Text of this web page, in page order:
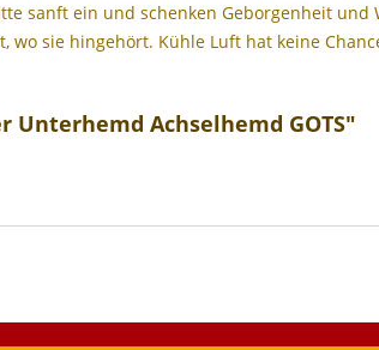
sanft ein und schenken Geborgenheit
sie hingehört. Kühle Luft hat keine
Achselhemd GOTS"